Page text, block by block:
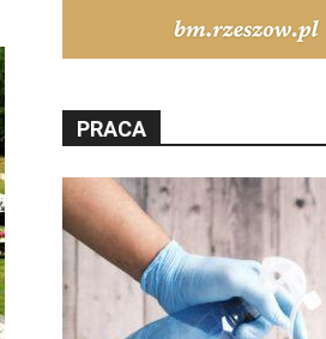
PRACA